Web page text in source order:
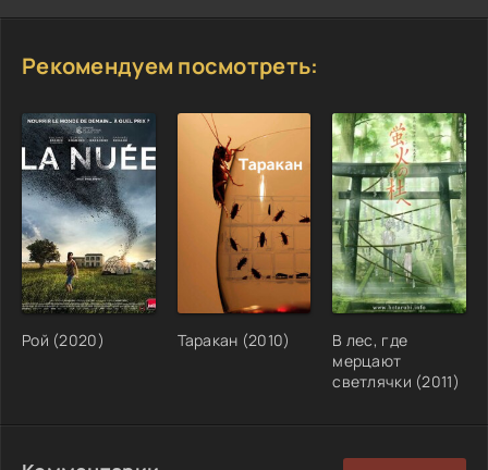
Рекомендуем посмотреть:
Рой (2020) Таракан (2010)
В лес, где
мерцают
светлячки (2011)